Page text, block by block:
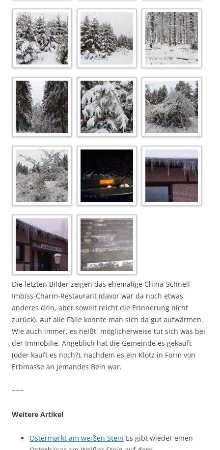
Die letzten Bilder zeigen das ehemalige China-Schnell-
Imbiss-Charm-Restaurant (davor war da noch etwas
anderes drin, aber soweit reicht die Erinnerung nicht
zurück). Auf alle Fälle konnte man sich da gut aufwärmen.
Wie auch immer, es heißt, möglicherweise tut sich was bei
der Immobilie. Angeblich hat die Gemeinde es gekauft
(oder kauft es noch?), nachdem es ein Klotz in Form von
Erbmasse an jemandes Bein war.
~~~
Weitere Artikel
Ostermarkt am weißen Stein Es gibt wieder einen